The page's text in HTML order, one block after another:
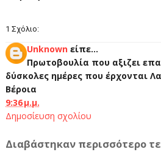
1 Σχόλιο:
Unknownείπε...
Πρωτοβουλία που αξιζει
δύσκολες ημέρες που έρχονται
Βέροια
9:36 μ.μ.
Δημοσίευση σχολίου
Διαβάστηκαν περισσότερο